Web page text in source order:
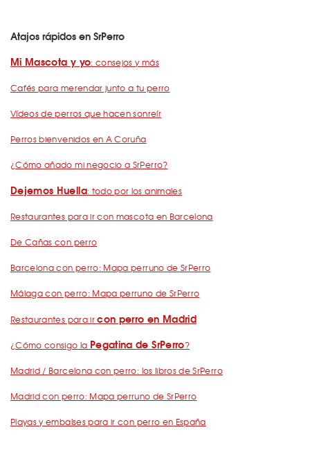
Atajos rápidos en SrPerro
Mi Mascota y yo: consejos y más
Cafés para merendar junto a tu perro
Vídeos de perros que hacen sonreír
Perros bienvenidos en A Coruña
¿Cómo añado mi negocio a SrPerro?
Dejemos Huella: todo por los animales
Restaurantes para ir con mascota en Barcelona
De Cañas con perro
Barcelona con perro: Mapa perruno de SrPerro
Málaga con perro: Mapa perruno de SrPerro
Restaurantes para ircon perro en Madrid
¿Cómo consigo la Pegatina de SrPerro?
Madrid / Barcelona con perro: los libros de SrPerro
Madrid con perro: Mapa perruno de SrPerro
Playas y embalses para ir con perro en España